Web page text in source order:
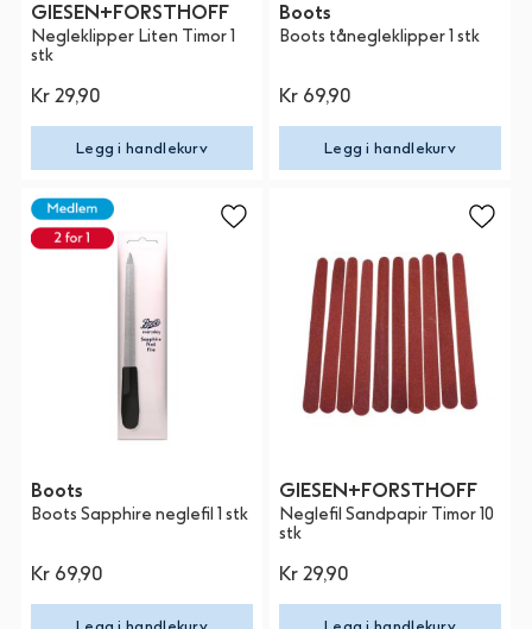
GIESEN+FORSTHOFF
Negleklipper Liten Timor 1
stk
Kr 29,90
Legg i handlekurv
Boots
Boots tånegleklipper 1 stk
Kr 69,90
Legg i handlekurv
Boots
Boots Sapphire neglefil 1 stk
Kr 69,90
GIESEN+FORSTHOFF
Neglefil Sandpapir Timor 10
stk
Kr 29,90